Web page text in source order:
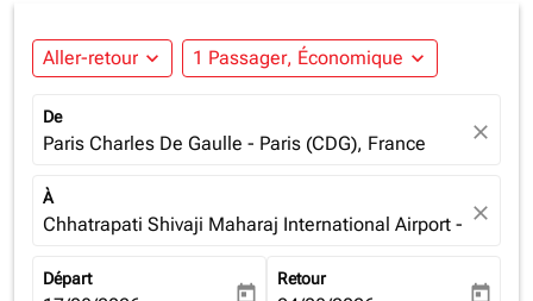
Aller-retour expand_more 1 Passager, Économique expand_more
De
Paris Charles De Gaulle - Paris (CDG), France close
À
Chhatrapati Shivaji Maharaj International Airport - close
Départ
today
Retour
today